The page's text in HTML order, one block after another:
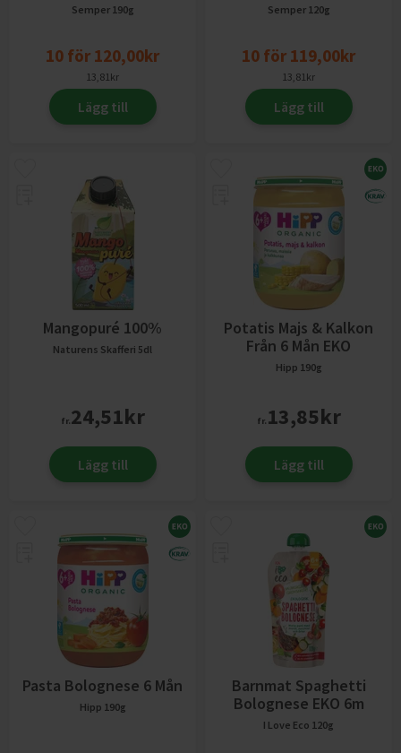
Semper 190g
10 för 120,00kr
13,81kr
Lägg till
Semper 120g
10 för 119,00kr
13,81kr
Lägg till
Mangopuré 100%
Naturens Skafferi 5dl
fr.24,51kr
Lägg till
Potatis Majs & Kalkon
Från 6 Mån EKO
Hipp 190g
fr. 13,85kr
Lägg till
Pasta Bolognese 6 Mån
Hipp 190g
Barnmat Spaghetti
Bolognese EKO 6m
I Love Eco 120g